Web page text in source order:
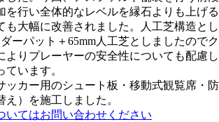
を行い全体的なレベルを縁石よりも上げる
も大幅に改善されました。人工芝構造とし
ーパット＋65mm人工芝としましたのでク
よりプレーヤーの安全性についても配慮し
います。
ッカー用のシュート板・移動式観覧席・防
）を施工しました。
いてはお問い合わせください